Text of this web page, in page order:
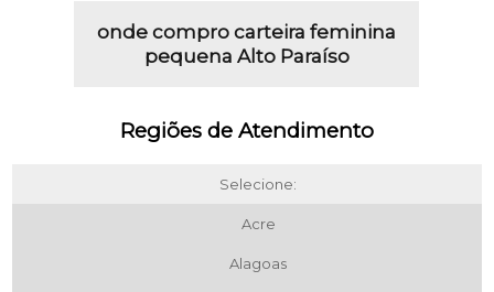
onde compro carteira feminina
pequena Alto Paraíso
Regiões de Atendimento
Selecione:
Acre
Alagoas